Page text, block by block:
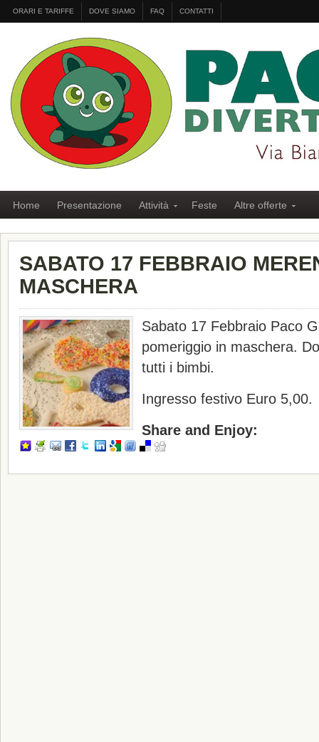
ORARI E TARIFFE DOVE SIAMO FAQ CONTATTI
Home Presentazione Attività Feste Altre offerte
SABATO 17 FEBBRAIO
MASCHERA
Sabato 17 Febbraio Paco
pomeriggio in maschera.
tutti i bimbi.
Ingresso festivo Euro 5,00.
Share and Enjoy: